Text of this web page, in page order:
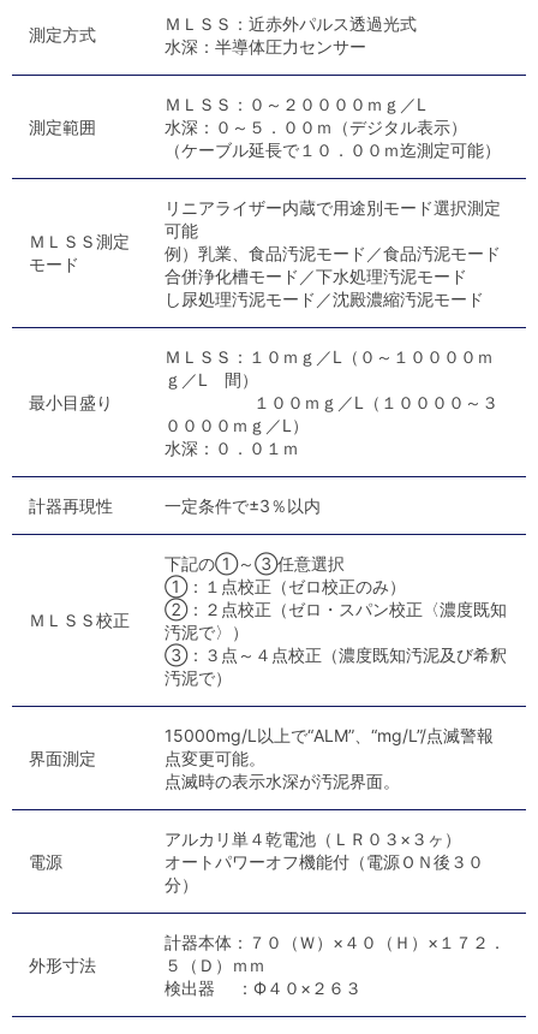
測定方式
ＭＬＳＳ：近赤外パルス透過光式
水深：半導体圧力センサー
測定範囲
ＭＬＳＳ：０～２００００ｍｇ／L
水深：０～５．００ｍ（デジタル表示）
（ケーブル延長で１０．００ｍ迄測定可能）
ＭＬＳＳ測定
モード
リニアライザー内蔵で用途別モード選択測定
可能
例）乳業、食品汚泥モード／食品汚泥モード
合併浄化槽モード／下水処理汚泥モード
し尿処理汚泥モード／沈殿濃縮汚泥モード
最小目盛り
ＭＬＳＳ：１０ｍｇ／L（０～１００００ｍ
ｇ／L 間）
１００ｍｇ／L（１００００～３
００００ｍｇ／L）
水深：０．０１ｍ
計器再現性 一定条件で±3％以内
ＭＬＳＳ校正
下記の①～③任意選択
①：１点校正（ゼロ校正のみ）
②：２点校正（ゼロ・スパン校正〈濃度既知
汚泥で〉）
③：３点～４点校正（濃度既知汚泥及び希釈
汚泥で）
界面測定
15000mg/L以上で“ALM”、“mg/L”/点滅警報
点変更可能。
点滅時の表示水深が汚泥界面。
電源
アルカリ単４乾電池（ＬＲ０３×３ヶ）
オートパワーオフ機能付（電源ＯＮ後３０
分）
外形寸法
計器本体：７０（Ｗ）×４０（Ｈ）×１７２．
５（Ｄ）ｍｍ
検出器 ：Ф４０×２６３